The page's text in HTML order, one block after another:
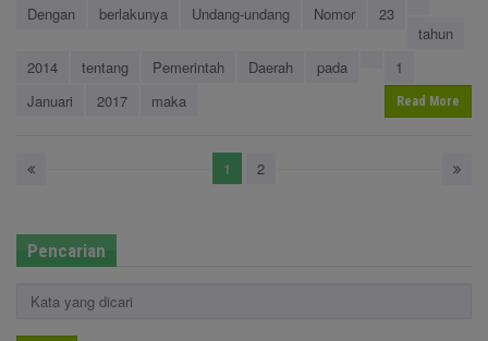
Dengan
berlakunya Undang-undang Nomor
23
tahun
2014
tentang Pemerintah Daerah pada
1
Januari
2017 maka Read More
1 2
Pencarian